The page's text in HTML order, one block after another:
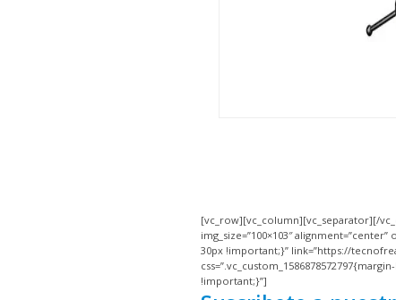
[vc_row][vc_column][vc_separator][/
img_size=”100×103″
30px !important;}” link=”https://
!important;}”]